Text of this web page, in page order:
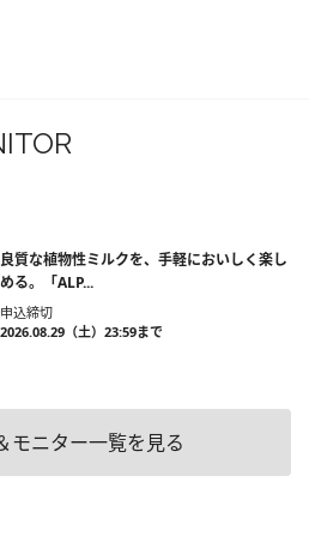
良質な植物性ミルクを、手軽においしく楽し
める。「ALP...
申込締切
2026.08.29（土）23:59まで
モニター一覧を見る